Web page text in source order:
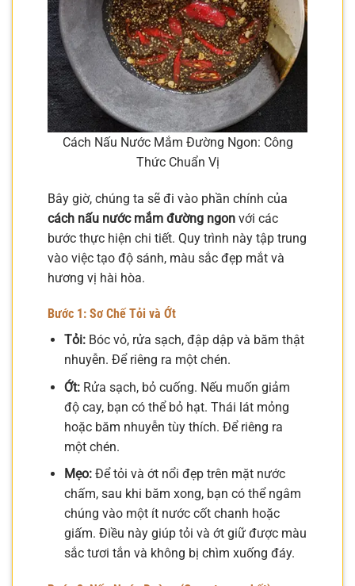
Cách Nấu Nước Mắm Đường Ngon: Công
Thức Chuẩn Vị
Bây giờ, chúng ta sẽ đi vào phần chính của
cách nấu nước mắm đường ngon với các
bước thực hiện chi tiết. Quy trình này tập trung
vào việc tạo độ sánh, màu sắc đẹp mắt và
hương vị hài hòa.
Bước 1: Sơ Chế Tỏi và Ớt
Tỏi:Bóc vỏ, rửa sạch, đập dập và băm thật
nhuyễn. Để riêng ra một chén.
Ớt:Rửa sạch, bỏ cuống. Nếu muốn giảm
độ cay, bạn có thể bỏ hạt. Thái lát mỏng
hoặc băm nhuyễn tùy thích. Để riêng ra
một chén.
Mẹo:Để tỏi và ớt nổi đẹp trên mặt nước
chấm, sau khi băm xong, bạn có thể ngâm
chúng vào một ít nước cốt chanh hoặc
giấm. Điều này giúp tỏi và ớt giữ được màu
sắc tươi tắn và không bị chìm xuống đáy.